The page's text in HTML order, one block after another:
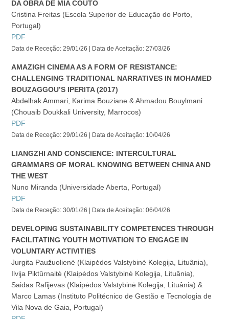
DA OBRA DE MIA COUTO
Cristina Freitas (Escola Superior de Educação do Porto,
Portugal)
PDF
Data de Receção: 29/01/26 | Data de Aceitação: 27/03/26
AMAZIGH CINEMA AS A FORM OF RESISTANCE:
CHALLENGING TRADITIONAL NARRATIVES IN MOHAMED
BOUZAGGOU’S IPERITA (2017)
Abdelhak Ammari, Karima Bouziane & Ahmadou Bouylmani
(Chouaib Doukkali University, Marrocos)
PDF
Data de Receção: 29/01/26 | Data de Aceitação: 10/04/26
LIANGZHI AND CONSCIENCE: INTERCULTURAL
GRAMMARS OF MORAL KNOWING BETWEEN CHINA AND
THE WEST
Nuno Miranda (Universidade Aberta, Portugal)
PDF
Data de Receção: 30/01/26 | Data de Aceitação: 06/04/26
DEVELOPING SUSTAINABILITY COMPETENCES THROUGH
FACILITATING YOUTH MOTIVATION TO ENGAGE IN
VOLUNTARY ACTIVITIES
Jurgita Paužuolienė (Klaipėdos Valstybinė Kolegija, Lituânia),
Ilvija Piktūrnaitė (Klaipėdos Valstybinė Kolegija, Lituânia),
Saidas Rafijevas (Klaipėdos Valstybinė Kolegija, Lituânia) &
Marco Lamas (Instituto Politécnico de Gestão e Tecnologia de
Vila Nova de Gaia, Portugal)